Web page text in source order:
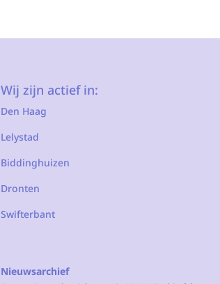
Wij zijn actief in:
Den Haag
Lelystad
Biddinghuizen
Dronten
Swifterbant
Nieuwsarchief